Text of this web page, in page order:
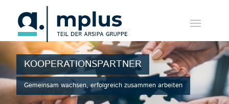
KOOPERATIONSPARTNER
Gemeinsam wachsen, erfolgreich zusammen arbeiten